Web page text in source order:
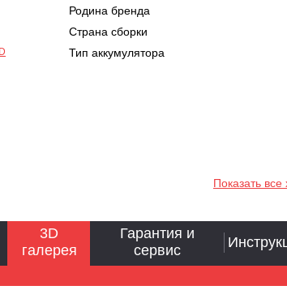
Родина бренда
Страна сборки
Тип аккумулятора
Показать все
3D
галерея
Гарантия и
сервис